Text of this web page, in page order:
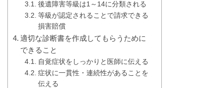
後遺障害等級は1～14に分類される
等級が認定されることで請求できる
損害賠償
適切な診断書を作成してもらうために
できること
自覚症状をしっかりと医師に伝える
症状に一貫性・連続性があることを
伝える